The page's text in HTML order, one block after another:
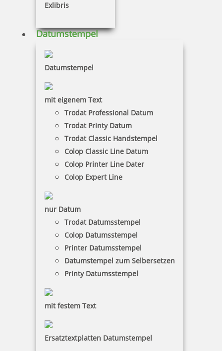
Exlibris
Datumstempel
Datumstempel
mit eigenem Text
Trodat Professional Datum
Trodat Printy Datum
Trodat Classic Handstempel
Colop Classic Line Datum
Colop Printer Line Dater
Colop Expert Line
nur Datum
Trodat Datumsstempel
Colop Datumsstempel
Printer Datumsstempel
Datumstempel zum Selbersetzen
Printy Datumsstempel
mit festem Text
Ersatztextplatten Datumstempel
Jetzt gestalten
Colop Expert Line 3360/2 zweifarbiger Datumstempel 45 x 30
65,60 €